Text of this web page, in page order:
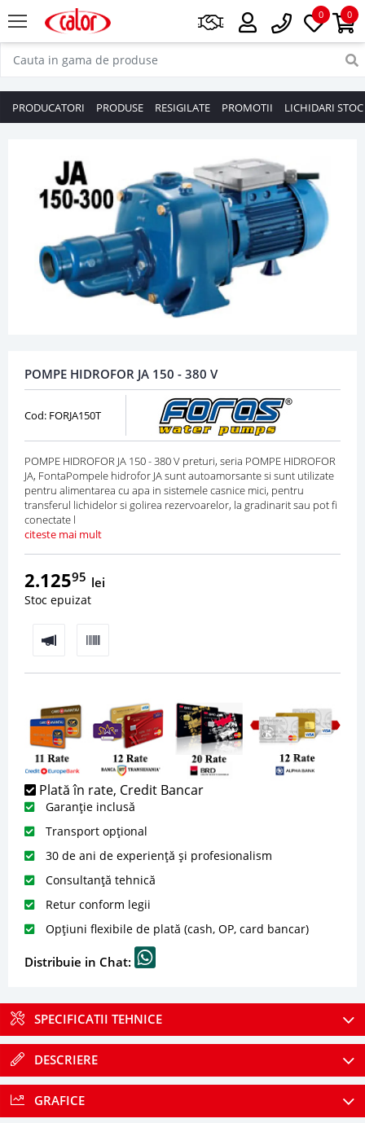
0
0
PRODUCATORI PRODUSE RESIGILATE PROMOTII LICHIDARI STOC
POMPE HIDROFOR JA 150 - 380 V
Cod: FORJA150T
POMPE HIDROFOR JA 150 - 380 V preturi, seria POMPE HIDROFOR
JA, FontaPompele hidrofor JA sunt autoamorsante si sunt utilizate
pentru alimentarea cu apa in sistemele casnice mici, pentru
transferul lichidelor si golirea rezervoarelor, la gradinarit sau pot fi
conectate l
citeste mai mult
2.12595 lei
Stoc epuizat
Plată în rate, Credit Bancar
Garanție inclusă
Transport opțional
30 de ani de experiență și profesionalism
Consultanță tehnică
Retur conform legii
Opțiuni flexibile de plată (cash, OP, card bancar)
Distribuie in Chat:
SPECIFICATII TEHNICE
DESCRIERE
GRAFICE